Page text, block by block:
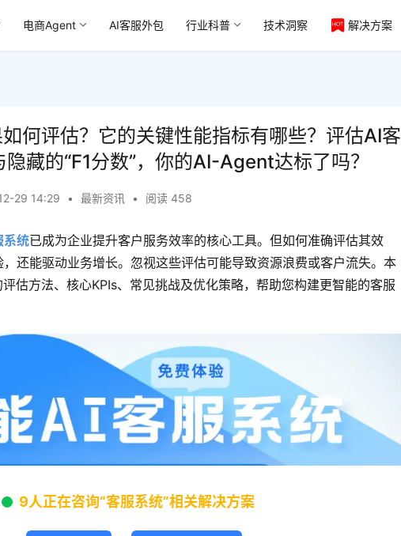
电商Agent AI客服外包 行业科普 技术洞察 解决方案
何评估？它的关键性能指标有哪些？评估AI客
藏的“F1分数”，你的AI-Agent达标了吗？
29 14:29 • 最新资讯 • 阅读 458
系统已成为企业提升客户服务效率的核心工具。但如何准确评估其效
还能驱动业务增长。忽视这些评估可能导致资源浪费或客户流失。本
估方法、核心KPIs、常见挑战及优化策略，帮助您构建更智能的客服
9人正在咨询“客服系统”相关解决方案